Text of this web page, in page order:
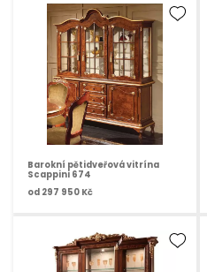
Barokní pětidveřová vitrína
Scappini 674
od 297 950 Kč